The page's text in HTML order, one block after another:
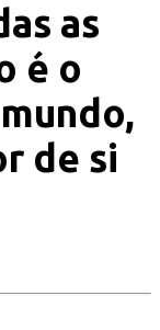
as
é o
de si